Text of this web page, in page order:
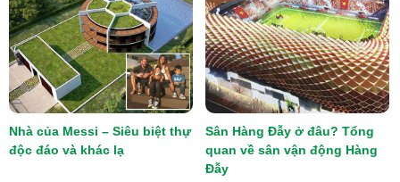
Nhà của Messi – Siêu biệt thự
độc đáo và khác lạ
Sân Hàng Đẫy ở đâu? Tổng
quan về sân vận động Hàng
Đẫy